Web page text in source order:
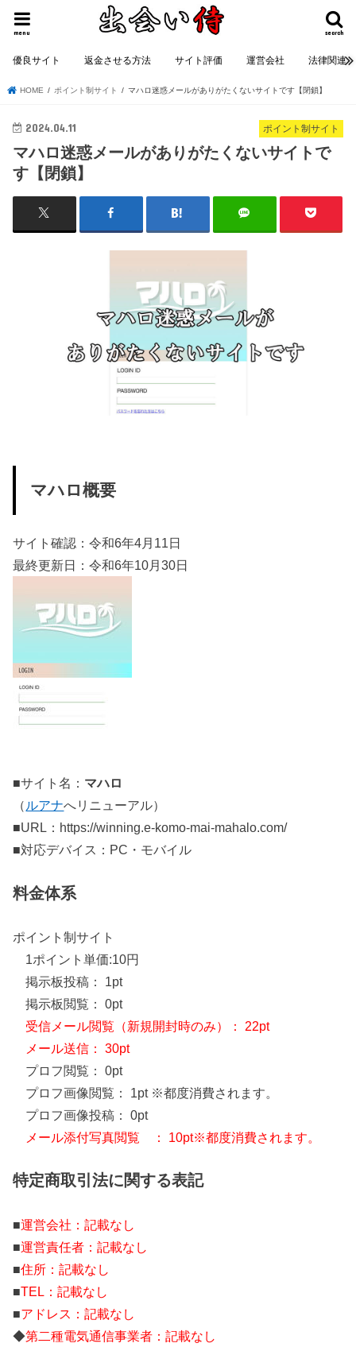
search
menu
優良サイト 返金させる方法 サイト評価 運営会社 法律関連
HOME ポイント制サイト マハロ迷惑メールがありがたくないサイトです【閉鎖】
ポイント制サイト
2024.04.11
マハロ迷惑メールがありがたくないサイトで
す【閉鎖】
マハロ概要
サイト確認：令和6年4月11日
最終更新日：令和6年10月30日
■サイト名： マハロ
（ ルアナへリニューアル）
■URL：https://winning.e-komo-mai-mahalo.com/
■対応デバイス：PC・モバイル
料金体系
ポイント制サイト
1ポイント単価:10円
掲示板投稿： 1pt
掲示板閲覧： 0pt
受信メール閲覧（新規開封時のみ）： 22pt
メール送信： 30pt
プロフ閲覧： 0pt
プロフ画像閲覧： 1pt ※都度消費されます。
プロフ画像投稿： 0pt
メール添付写真閲覧 ： 10pt※都度消費されます。
特定商取引法に関する表記
■運営会社：記載なし
■運営責任者：記載なし
■住所：記載なし
■TEL：記載なし
■アドレス：記載なし
◆第二種電気通信事業者：記載なし